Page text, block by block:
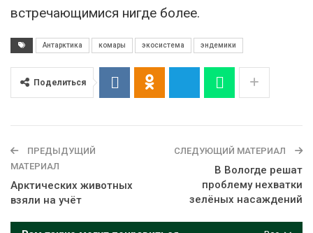
встречающимися нигде более.
Антарктика комары экосистема эндемики
Поделиться
ПРЕДЫДУЩИЙ
МАТЕРИАЛ
Арктических животных
взяли на учёт
СЛЕДУЮЩИЙ МАТЕРИАЛ
В Вологде решат
проблему нехватки
зелёных насаждений